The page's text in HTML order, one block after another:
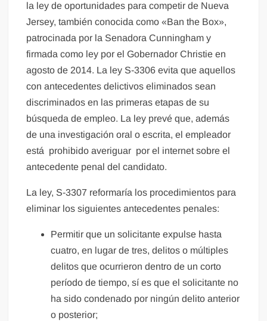
la ley de oportunidades para competir de Nueva
Jersey, también conocida como «Ban the Box»,
patrocinada por la Senadora Cunningham y
firmada como ley por el Gobernador Christie en
agosto de 2014. La ley S-3306 evita que aquellos
con antecedentes delictivos eliminados sean
discriminados en las primeras etapas de su
búsqueda de empleo. La ley prevé que, además
de una investigación oral o escrita, el empleador
está prohibido averiguar por el internet sobre el
antecedente penal del candidato.
La ley, S-3307 reformaría los procedimientos para
eliminar los siguientes antecedentes penales:
Permitir que un solicitante expulse hasta
cuatro, en lugar de tres, delitos o múltiples
delitos que ocurrieron dentro de un corto
período de tiempo, sí es que el solicitante no
ha sido condenado por ningún delito anterior
o posterior;